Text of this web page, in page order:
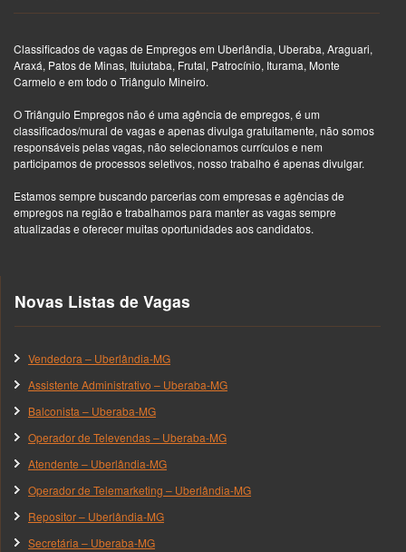
Classificados de vagas de Empregos em Uberlândia, Uberaba, Araguari,
Araxá, Patos de Minas, Ituiutaba, Frutal, Patrocínio, Iturama, Monte
Carmelo e em todo o Triângulo Mineiro.
O Triângulo Empregos não é uma agência de empregos, é um
classificados/mural de vagas e apenas divulga gratuitamente, não somos
responsáveis pelas vagas, não selecionamos currículos e nem
participamos de processos seletivos, nosso trabalho é apenas divulgar.
Estamos sempre buscando parcerias com empresas e agências de
empregos na região e trabalhamos para manter as vagas sempre
atualizadas e oferecer muitas oportunidades aos candidatos.
Novas Listas de Vagas
Vendedora – Uberlândia-MG
Assistente Administrativo – Uberaba-MG
Balconista – Uberaba-MG
Operador de Televendas – Uberaba-MG
Atendente – Uberlândia-MG
Operador de Telemarketing – Uberlândia-MG
Repositor – Uberlândia-MG
Secretária – Uberaba-MG